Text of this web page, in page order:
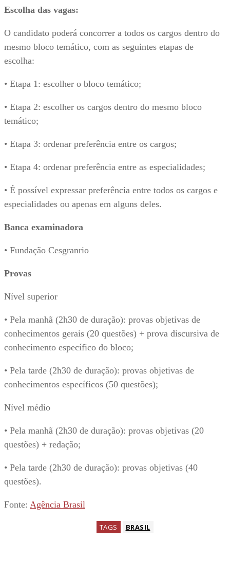
Escolha das vagas:
O candidato poderá concorrer a todos os cargos dentro do
mesmo bloco temático, com as seguintes etapas de
escolha:
• Etapa 1: escolher o bloco temático;
• Etapa 2: escolher os cargos dentro do mesmo bloco
temático;
• Etapa 3: ordenar preferência entre os cargos;
• Etapa 4: ordenar preferência entre as especialidades;
• É possível expressar preferência entre todos os cargos e
especialidades ou apenas em alguns deles.
Banca examinadora
• Fundação Cesgranrio
Provas
Nível superior
• Pela manhã (2h30 de duração): provas objetivas de
conhecimentos gerais (20 questões) + prova discursiva de
conhecimento específico do bloco;
• Pela tarde (2h30 de duração): provas objetivas de
conhecimentos específicos (50 questões);
Nível médio
• Pela manhã (2h30 de duração): provas objetivas (20
questões) + redação;
• Pela tarde (2h30 de duração): provas objetivas (40
questões).
Fonte: Agência Brasil
TAGS BRASIL